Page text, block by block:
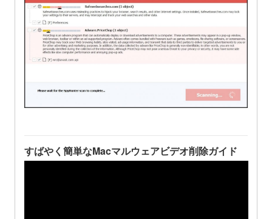
すばやく簡単なMacマルウェアビデオ削除ガイド